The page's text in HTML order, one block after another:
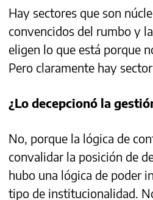
Hay sectores que son
convencidos del rumbo y
eligen lo que está porque
Pero claramente hay
¿Lo decepcionó la
No, porque la lógica de
convalidar la posición de
hubo una lógica de poder
tipo de institucionalidad.